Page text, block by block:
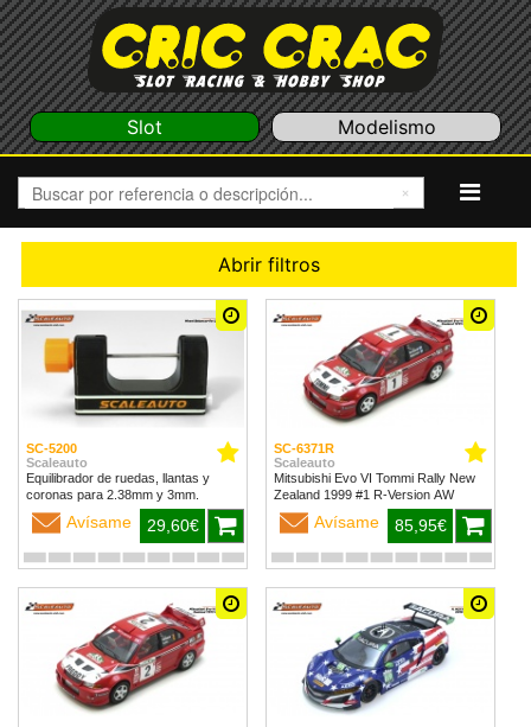
Slot Modelismo
Abrir filtros
SC-5200
Scaleauto
Equilibrador de ruedas, llantas y
coronas para 2.38mm y 3mm.
Avísame 29,60€
SC-6371R
Scaleauto
Mitsubishi Evo VI Tommi Rally New
Zealand 1999 #1 R-Version AW
Avísame 85,95€